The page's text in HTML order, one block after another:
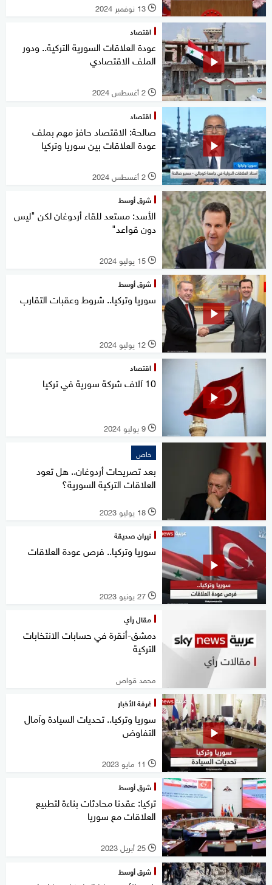
l 13 نوفمبر 2024
اقتصاد
عودة العلاقات السورية التركية.. ودور
الملف الاقتصادي
l 2 أغسطس 2024
اقتصاد
صالحة: الاقتصاد حافز مهم بملف
عودة العلاقات بين سوريا وتركيا
l 2 أغسطس 2024
شرق أوسط
الأسد: مستعد للقاء أردوغان لكن "ليس
دون قواعد"
l 15 يوليو 2024
شرق أوسط
سوريا وتركيا.. شروط وعقبات التقارب
l 12 يوليو 2024
اقتصاد
10 آلاف شركة سورية في تركيا
l 9 يوليو 2024
خاص
بعد تصريحات أردوغان.. هل تعود
العلاقات التركية السورية؟
l 18 يوليو 2023
نيران صديقة
سوريا وتركيا.. فرص عودة العلاقات
l 27 يونيو 2023
مقال رأي
دمشق-أنقرة في حسابات الانتخابات
التركية
محمد قواص
غرفة الأخبار
سوريا وتركيا.. تحديات السيادة وآمال
التفاوض
l 11 مايو 2023
شرق أوسط
تركيا: عقدنا محادثات بناءة لتطبيع
العلاقات مع سوريا
l 25 أبريل 2023
شرق أوسط